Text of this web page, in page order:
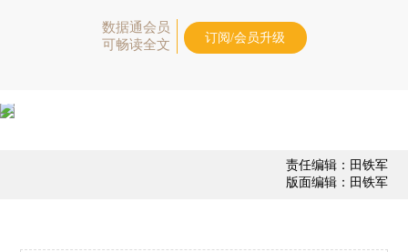
数据通会员
可畅读全文
订阅/会员升级
责任编辑：田铁军
版面编辑：田铁军